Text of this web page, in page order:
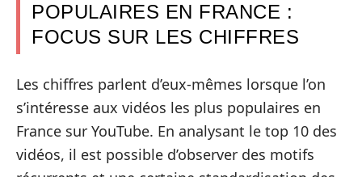
POPULAIRES EN FRANCE :
FOCUS SUR LES CHIFFRES
Les chiffres parlent d’eux-mêmes lorsque l’on
s’intéresse aux vidéos les plus populaires en
France sur YouTube. En analysant le top 10 des
vidéos, il est possible d’observer des motifs